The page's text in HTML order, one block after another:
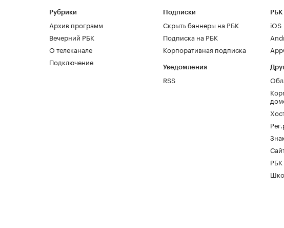
Рубрики
Архив программ
Вечерний РБК
О телеканале
Подключение
Подписки
Скрыть баннеры на РБК
Подписка на РБК
Корпоративная подписка
Уведомления
RSS
РБК
iOS